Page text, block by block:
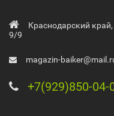
Краснодарский
9/9
magazin-
+7(929)850-04-